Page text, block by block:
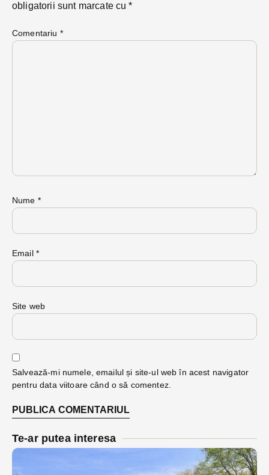
obligatorii sunt marcate cu*
Comentariu *
Nume *
Email *
Site web
Salvează-mi numele, emailul și site-ul web în acest navigator
pentru data viitoare când o să comentez.
Te-ar putea interesa